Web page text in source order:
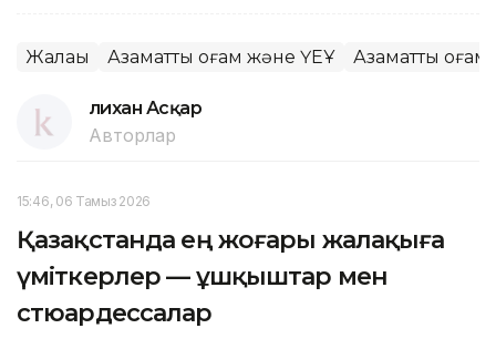
Жалақы Азаматтық қоғам және ҮЕҰ Азаматтық қоғам
Әлихан Асқар
Авторлар
15:46, 06 Тамыз 2026
Қазақстанда ең жоғары жалақыға
үміткерлер — ұшқыштар мен
стюардессалар